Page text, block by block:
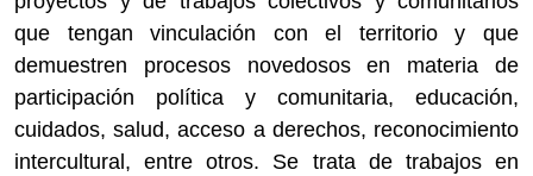
que tengan vinculación con el territorio y que
demuestren procesos novedosos en materia de
participación política y comunitaria, educación,
cuidados, salud, acceso a derechos, reconocimiento
intercultural, entre otros. Se trata de trabajos en